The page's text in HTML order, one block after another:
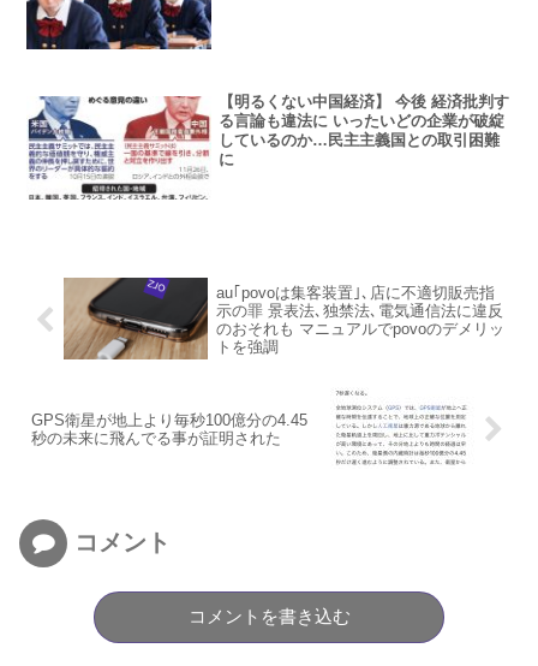
【明るくない中国経済】 今後 経済批判す
る言論も違法に いったいどの企業が破綻
しているのか…民主主義国との取引困難
に
au｢povoは集客装置｣､店に不適切販売指
示の罪 景表法､独禁法､電気通信法に違反
のおそれも マニュアルでpovoのデメリッ
トを強調
GPS衛星が地上より毎秒100億分の4.45
秒の未来に飛んでる事が証明された
コメント
コメントを書き込む